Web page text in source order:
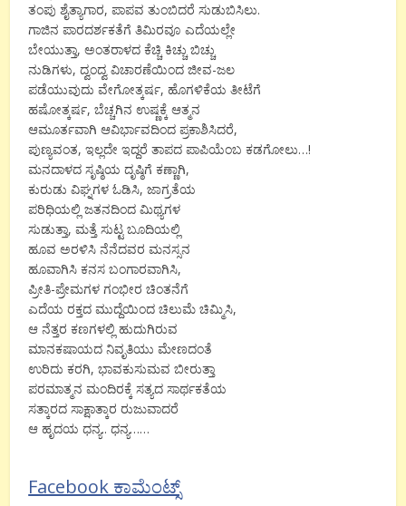
ತಂಪು ಶೈತ್ಯಾಗಾರ, ಪಾಪವ ತುಂಬಿದರೆ ಸುಡುಬಿಸಿಲು.
ಗಾಜಿನ ಪಾರದರ್ಶಕತೆಗೆ ತಿಮಿರವೂ ಎದೆಯಲ್ಲೇ
ಬೇಯುತ್ತಾ, ಅಂತರಾಳದ ಕೆಚ್ಚಿ ಕಿಚ್ಚು ಬಿಚ್ಚು
ನುಡಿಗಳು, ದ್ವಂದ್ವ ವಿಚಾರಣೆಯಿಂದ ಜೀವ-ಜಲ
ಪಡೆಯುವುದು ವೇಗೋತ್ಕರ್ಷ, ಹೊಗಳಿಕೆಯ ತೀಟೆಗೆ
ಹಷೋತ್ಕರ್ಷ, ಬೆಚ್ಚಗಿನ ಉಷ್ಣಕ್ಕೆ ಆತ್ಮನ
ಆಮೂರ್ತವಾಗಿ ಆವಿರ್ಭಾವದಿಂದ ಪ್ರಕಾಶಿಸಿದರೆ,
ಪುಣ್ಯವಂತ, ಇಲ್ಲದೇ ಇದ್ದರೆ ತಾಪದ ಪಾಪಿಯೆಂಬ ಕಡಗೋಲು…!
ಮನದಾಳದ ಸೃಷ್ಠಿಯ ದೃಷ್ಠಿಗೆ ಕಣ್ಣಾಗಿ,
ಕುರುಡು ವಿಘ್ನಗಳ ಓಡಿಸಿ, ಜಾಗ್ರತೆಯ
ಪರಿಧಿಯಲ್ಲಿ ಜತನದಿಂದ ಮಿಥ್ಯಗಳ
ಸುಡುತ್ತಾ, ಮತ್ತೆ ಸುಟ್ಟ ಬೂದಿಯಲ್ಲಿ
ಹೂವ ಅರಳಿಸಿ ನೆನೆದವರ ಮನಸ್ಸನ
ಹೂವಾಗಿಸಿ ಕನಸ ಬಂಗಾರವಾಗಿಸಿ,
ಪ್ರೀತಿ-ಪ್ರೇಮಗಳ ಗಂಭೀರ ಚಿಂತನೆಗೆ
ಎದೆಯ ರಕ್ತದ ಮುದ್ದೆಯಿಂದ ಚಿಲುಮೆ ಚಿಮ್ಮಿಸಿ,
ಆ ನೆತ್ತರ ಕಣಗಳಲ್ಲಿ ಹುದುಗಿರುವ
ಮಾನಕಷಾಯದ ನಿವೃತಿಯು ಮೇಣದಂತೆ
ಉರಿದು ಕರಗಿ, ಭಾವಕುಸುಮವ ಬೀರುತ್ತಾ
ಪರಮಾತ್ಮನ ಮಂದಿರಕ್ಕೆ ಸತ್ಯದ ಸಾರ್ಥಕತೆಯ
ಸತ್ಕಾರದ ಸಾಕ್ಷಾತ್ಕಾರ ರುಜುವಾದರೆ
ಆ ಹೃದಯ ಧನ್ಯ.. ಧನ್ಯ……
Facebook ಕಾಮೆಂಟ್ಸ್